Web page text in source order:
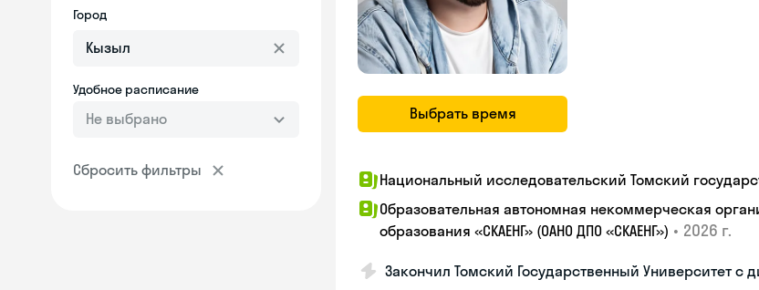
Город
Удобное расписание
Не выбрано
Сбросить фильтры
Выбрать время
Национальный исследовательский Томский
Образовательная автономная некоммерческая
образования «СКАЕНГ» (ОАНО ДПО «СКАЕНГ») • 2026 г.
Закончил Томский Государственный Университет с